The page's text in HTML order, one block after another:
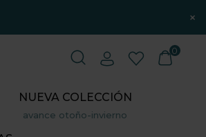
×
NUEVA COLECCIÓN
avance otoño-invierno
0